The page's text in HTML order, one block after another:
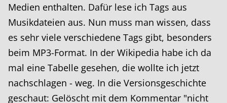
Medien enthalten. Dafür lese ich Tags aus
Musikdateien aus. Nun muss man wissen, dass
es sehr viele verschiedene Tags gibt, besonders
beim MP3-Format. In der Wikipedia habe ich da
mal eine Tabelle gesehen, die wollte ich jetzt
nachschlagen - weg. In die Versionsgeschichte
geschaut: Gelöscht mit dem Kommentar "nicht